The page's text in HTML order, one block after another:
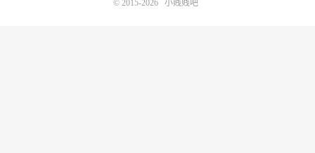
© 2015-2026 小贱贱吧